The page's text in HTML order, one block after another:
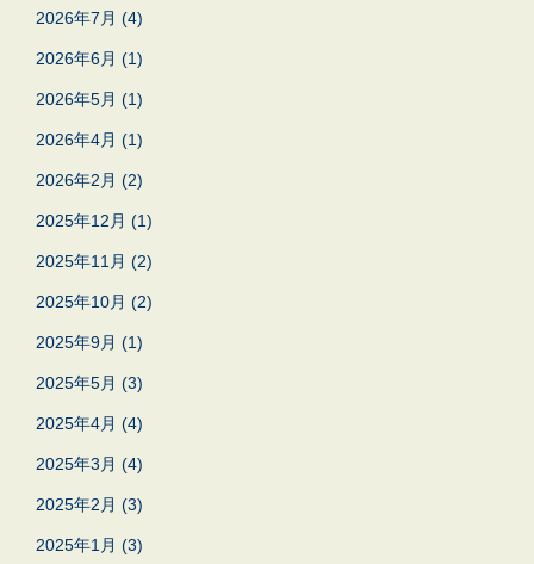
2026年7月 (4)
2026年6月 (1)
2026年5月 (1)
2026年4月 (1)
2026年2月 (2)
2025年12月 (1)
2025年11月 (2)
2025年10月 (2)
2025年9月 (1)
2025年5月 (3)
2025年4月 (4)
2025年3月 (4)
2025年2月 (3)
2025年1月 (3)